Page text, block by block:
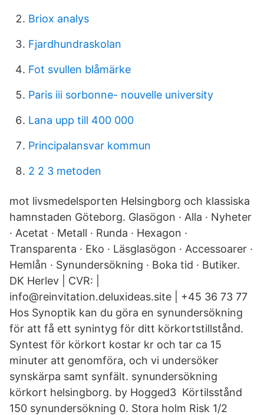
Briox analys
Fjardhundraskolan
Fot svullen blåmärke
Paris iii sorbonne- nouvelle university
Lana upp till 400 000
Principalansvar kommun
2 2 3 metoden
mot livsmedelsporten Helsingborg och klassiska
hamnstaden Göteborg. Glasögon · Alla · Nyheter
· Acetat · Metall · Runda · Hexagon ·
Transparenta · Eko · Läsglasögon · Accessoarer ·
Hemlån · Synundersökning · Boka tid · Butiker.
DK Herlev | CVR: |
info@reinvitation.deluxideas.site | +45 36 73 77
Hos Synoptik kan du göra en synundersökning
för att få ett synintyg för ditt körkortstillstånd.
Syntest för körkort kostar kr och tar ca 15
minuter att genomföra, och vi undersöker
synskärpa samt synfält. synundersökning
körkort helsingborg. by Hogged3 Körtilsstånd
150 synundersökning 0. Stora holm Risk 1/2